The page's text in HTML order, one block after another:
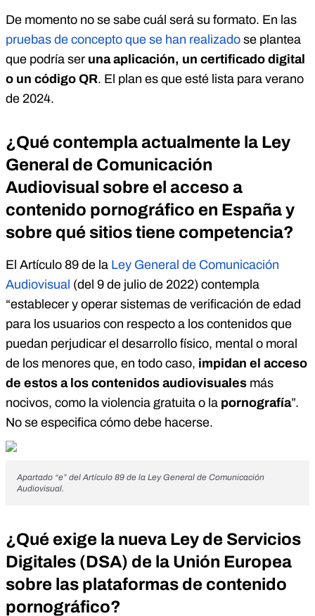
De momento no se sabe cuál será su formato. En las
pruebas de concepto que se han realizado se plantea
que podría ser una aplicación, un certificado digital
o un código QR. El plan es que esté lista para verano
de 2024.
¿Qué contempla actualmente la Ley
General de Comunicación
Audiovisual sobre el acceso a
contenido pornográfico en España y
sobre qué sitios tiene competencia?
El Artículo 89 de la Ley General de Comunicación
Audiovisual (del 9 de julio de 2022) contempla
“establecer y operar sistemas de verificación de edad
para los usuarios con respecto a los contenidos que
puedan perjudicar el desarrollo físico, mental o moral
de los menores que, en todo caso, impidan el acceso
de estos a los contenidos audiovisuales más
nocivos, como la violencia gratuita o la pornografía”.
No se especifica cómo debe hacerse.
Apartado “e” del Artículo 89 de la Ley General de Comunicación
Audiovisual.
¿Qué exige la nueva Ley de Servicios
Digitales (DSA) de la Unión Europea
sobre las plataformas de contenido
pornográfico?